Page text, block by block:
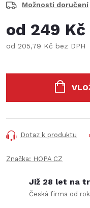
Možnosti doručení
od 249 Kč
od 205,79 Kč bez DPH
Dotaz k produktu
Značka: HOPA CZ
Již 28 let na
Česká firma od